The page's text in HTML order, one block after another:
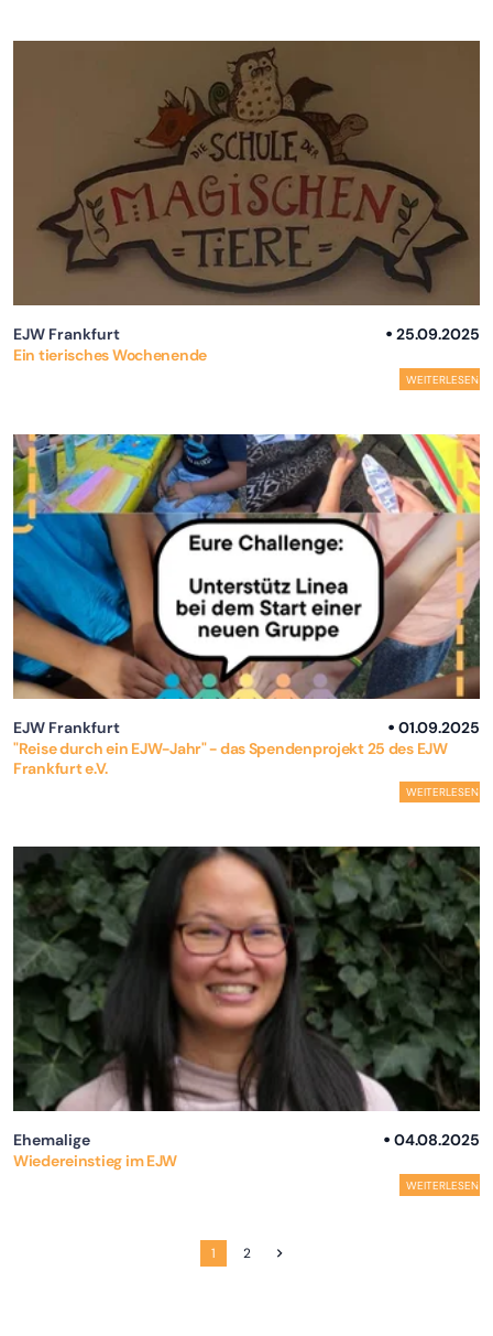
EJW Frankfurt
25.09.2025
Ein tierisches Wochenende
WEITERLESEN
EJW Frankfurt
01.09.2025
"Reise durch ein EJW-Jahr" - das Spendenprojekt 25 des EJW
Frankfurt e.V.
WEITERLESEN
Ehemalige
04.08.2025
Wiedereinstieg im EJW
WEITERLESEN
1 2